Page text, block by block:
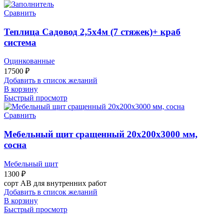
Сравнить
Теплица Садовод 2,5х4м (7 стяжек)+ краб
система
Оцинкованные
17500 ₽
Добавить в список желаний
В корзину
Быстрый просмотр
Сравнить
Мебельный щит сращенный 20х200х3000 мм,
сосна
Мебельный щит
1300 ₽
сорт АВ для внутренних работ
Добавить в список желаний
В корзину
Быстрый просмотр